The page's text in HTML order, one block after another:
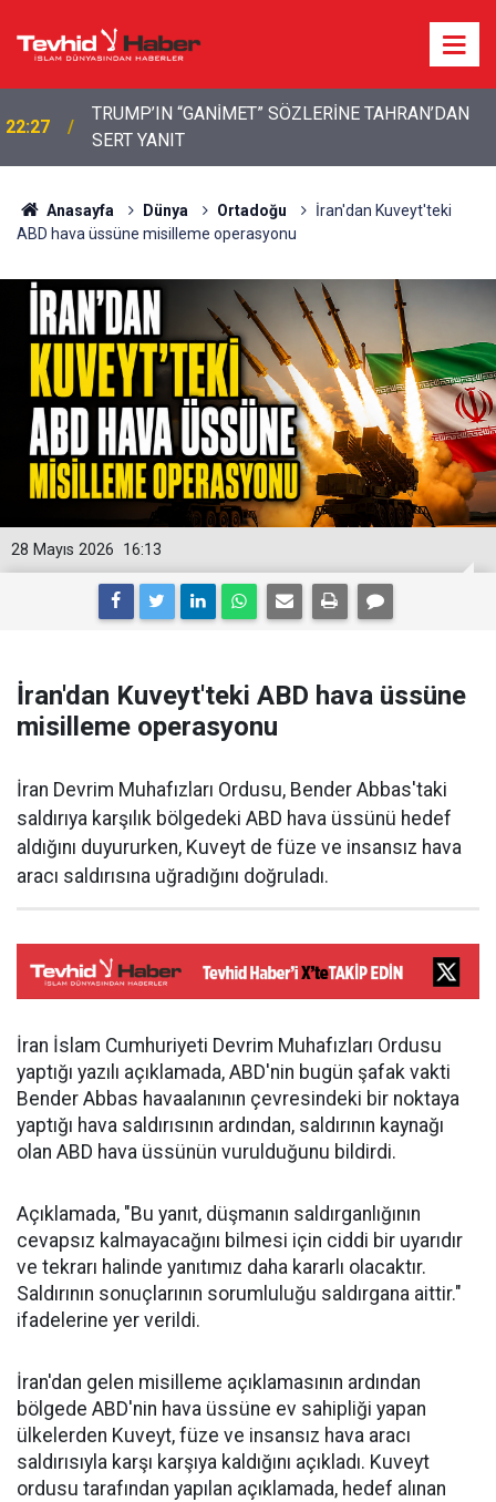
22:13 İbrahimî Bir Seda: Uluslararası Filistin Konvoyu
Anasayfa Dünya Ortadoğu
İran'dan Kuveyt'teki
ABD hava üssüne misilleme operasyonu
16:13
28 Mayıs 2026
İran'dan Kuveyt'teki ABD hava üssüne
misilleme operasyonu
İran Devrim Muhafızları Ordusu, Bender Abbas'taki
saldırıya karşılık bölgedeki ABD hava üssünü hedef
aldığını duyururken, Kuveyt de füze ve insansız hava
aracı saldırısına uğradığını doğruladı.
İran İslam Cumhuriyeti Devrim Muhafızları Ordusu
yaptığı yazılı açıklamada, ABD'nin bugün şafak vakti
Bender Abbas havaalanının çevresindeki bir noktaya
yaptığı hava saldırısının ardından, saldırının kaynağı
olan ABD hava üssünün vurulduğunu bildirdi.
Açıklamada, "Bu yanıt, düşmanın saldırganlığının
cevapsız kalmayacağını bilmesi için ciddi bir uyarıdır
ve tekrarı halinde yanıtımız daha kararlı olacaktır.
Saldırının sonuçlarının sorumluluğu saldırgana aittir."
ifadelerine yer verildi.
İran'dan gelen misilleme açıklamasının ardından
bölgede ABD'nin hava üssüne ev sahipliği yapan
ülkelerden Kuveyt, füze ve insansız hava aracı
saldırısıyla karşı karşıya kaldığını açıkladı. Kuveyt
ordusu tarafından yapılan açıklamada, hedef alınan